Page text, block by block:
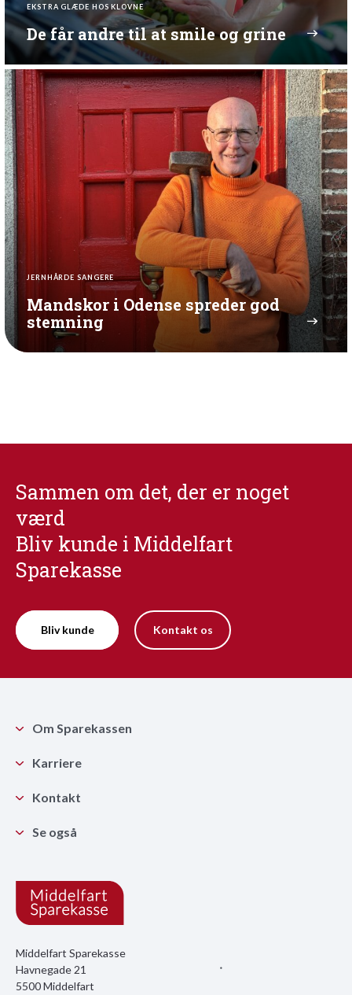
EKSTRA GLÆDE HOS KLOVNE
De får andre til at smile og grine
JERNHÅRDE SANGERE
Mandskor i Odense spreder god
stemning
Sammen om det, der er noget
værd
Bliv kunde i Middelfart
Sparekasse
Bliv kunde Kontakt os
Middelfart Sparekasse
Havnegade 21
5500 Middelfart
Om Sparekassen
Karriere
Kontakt
Se også